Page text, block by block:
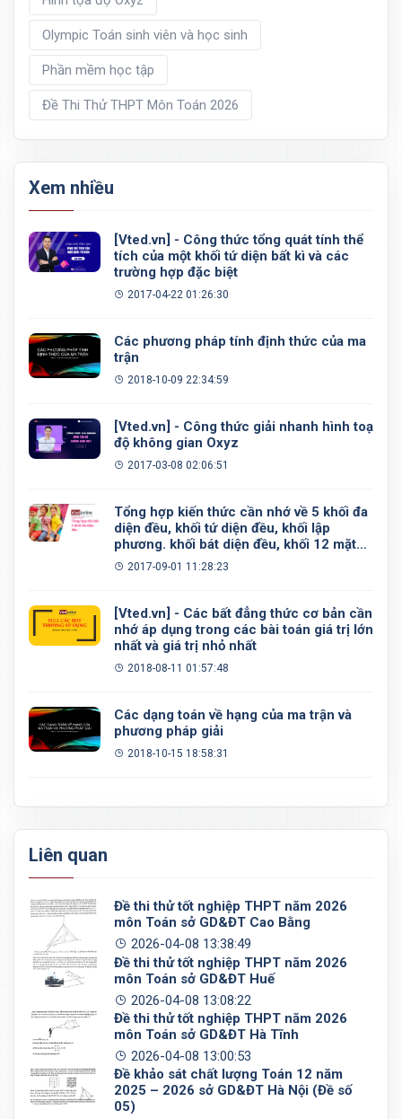
Olympic Toán sinh viên và học sinh
Phần mềm học tập
Đề Thi Thử THPT Môn Toán 2026
Xem nhiều
[Vted.vn] - Công thức tổng quát tính thể
tích của một khối tứ diện bất kì và các
trường hợp đặc biệt
2017-04-22 01:26:30
Các phương pháp tính định thức của ma
trận
2018-10-09 22:34:59
[Vted.vn] - Công thức giải nhanh hình toạ
độ không gian Oxyz
2017-03-08 02:06:51
Tổng hợp kiến thức cần nhớ về 5 khối đa
diện đều, khối tứ diện đều, khối lập
phương. khối bát diện đều, khối 12 mặt
đều, khối 20 mặt đều
2017-09-01 11:28:23
[Vted.vn] - Các bất đẳng thức cơ bản cần
nhớ áp dụng trong các bài toán giá trị lớn
nhất và giá trị nhỏ nhất
2018-08-11 01:57:48
Các dạng toán về hạng của ma trận và
phương pháp giải
2018-10-15 18:58:31
Liên quan
Đề thi thử tốt nghiệp THPT năm 2026
môn Toán sở GD&ĐT Cao Bằng
2026-04-08 13:38:49
Đề thi thử tốt nghiệp THPT năm 2026
môn Toán sở GD&ĐT Huế
2026-04-08 13:08:22
Đề thi thử tốt nghiệp THPT năm 2026
môn Toán sở GD&ĐT Hà Tĩnh
2026-04-08 13:00:53
Đề khảo sát chất lượng Toán 12 năm
2025 – 2026 sở GD&ĐT Hà Nội (Đề số
05)